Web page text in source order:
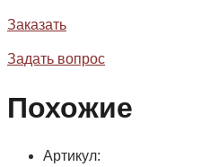
Заказать
Задать вопрос
Похожие
Артикул: